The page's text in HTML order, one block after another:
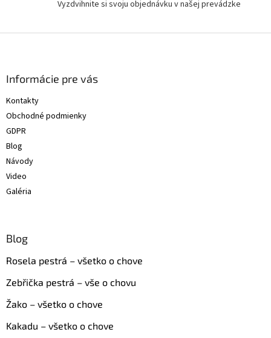
v
p
Vyzdvihnite si svoju objednávku v našej prevádzke
Informácie pre vás
Kontakty
Obchodné podmienky
GDPR
Blog
Návody
Video
Galéria
Blog
Rosela pestrá – všetko o chove
Zebřička pestrá – vše o chovu
Žako – všetko o chove
Kakadu – všetko o chove